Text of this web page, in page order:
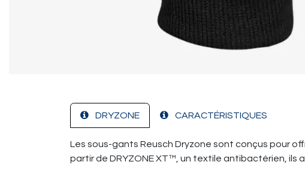
DRYZONE CARACTÉRISTIQUES
Les sous-gants Reusch Dryzone sont conçus pour
partir de DRYZONE XT™, un textile antibactérien,